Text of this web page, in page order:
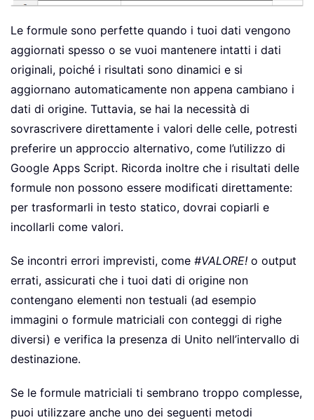
Le formule sono perfette quando i tuoi dati vengono
aggiornati spesso o se vuoi mantenere intatti i dati
originali, poiché i risultati sono dinamici e si
aggiornano automaticamente non appena cambiano i
dati di origine. Tuttavia, se hai la necessità di
sovrascrivere direttamente i valori delle celle, potresti
preferire un approccio alternativo, come l’utilizzo di
Google Apps Script. Ricorda inoltre che i risultati delle
formule non possono essere modificati direttamente:
per trasformarli in testo statico, dovrai copiarli e
incollarli come valori.
Se incontri errori imprevisti, come #VALORE! o output
errati, assicurati che i tuoi dati di origine non
contengano elementi non testuali (ad esempio
immagini o formule matriciali con conteggi di righe
diversi) e verifica la presenza di Unito nell’intervallo di
destinazione.
Se le formule matriciali ti sembrano troppo complesse,
puoi utilizzare anche uno dei seguenti metodi